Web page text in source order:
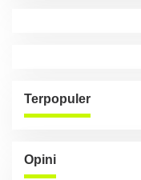
Terpopuler
Opini